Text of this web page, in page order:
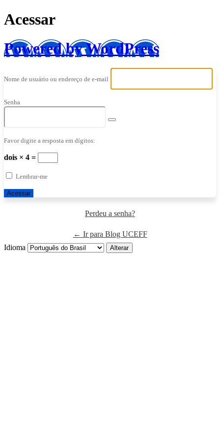
Acessar
Powered by WordPress
Nome de usuário ou endereço de e-mail
Senha
Favor digite a resposta em dígitos:
dois × 4 =
Lembrar-me
Perdeu a senha?
← Ir para Blog UCEFF
Idioma